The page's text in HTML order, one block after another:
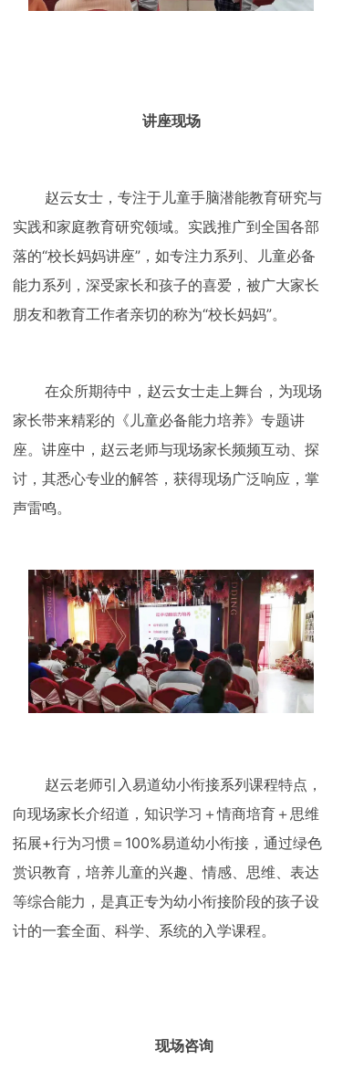
讲座现场
赵云女士，专注于儿童手脑潜能教育研究与
实践和家庭教育研究领域。实践推广到全国各部
落的“校长妈妈讲座”，如专注力系列、儿童必备
能力系列，深受家长和孩子的喜爱，被广大家长
朋友和教育工作者亲切的称为“校长妈妈”。
在众所期待中，赵云女士走上舞台，为现场
家长带来精彩的《儿童必备能力培养》专题讲
座。讲座中，赵云老师与现场家长频频互动、探
讨，其悉心专业的解答，获得现场广泛响应，掌
声雷鸣。
赵云老师引入易道幼小衔接系列课程特点，
向现场家长介绍道，知识学习＋情商培育＋思维
拓展+行为习惯＝100%易道幼小衔接，通过绿色
赏识教育，培养儿童的兴趣、情感、思维、表达
等综合能力，是真正专为幼小衔接阶段的孩子设
计的一套全面、科学、系统的入学课程。
现场咨询